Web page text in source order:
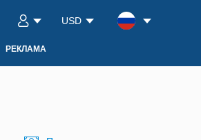
USD
РЕКЛАМА